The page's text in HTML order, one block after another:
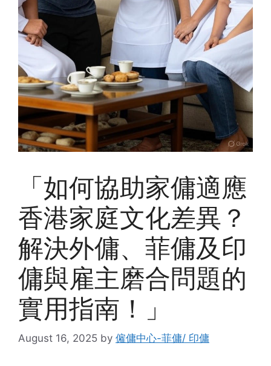
「如何協助家傭適應
香港家庭文化差異？
解決外傭、菲傭及印
傭與雇主磨合問題的
實用指南！」
August 16, 2025 by 僱傭中心-菲傭/ 印傭